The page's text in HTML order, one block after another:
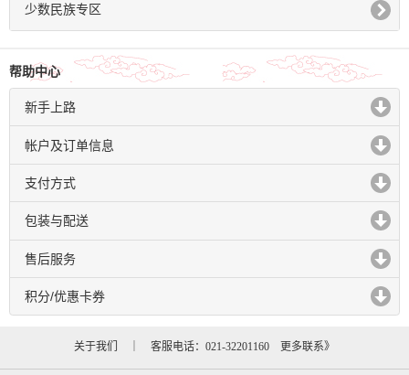
少数民族专区
帮助中心
新手上路
click to expand contents
帐户及订单信息
click to expand contents
支付方式
click to expand contents
包装与配送
click to expand contents
售后服务
click to expand contents
积分/优惠卡券
click to expand contents
关于我们 ｜ 客服电话：021-32201160 更多联系》